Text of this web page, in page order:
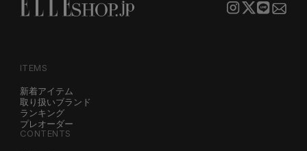
ITEMS
新着アイテム
取り扱いブランド
ランキング
プレオーダー
CONTENTS